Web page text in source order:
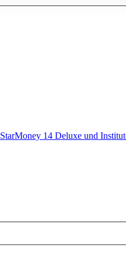
StarMoney 14 Deluxe und